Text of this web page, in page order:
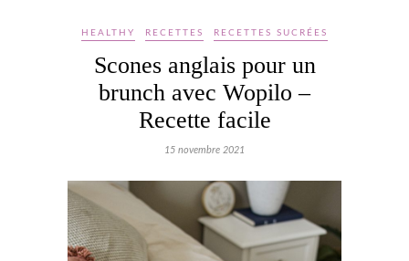
HEALTHY RECETTES RECETTES SUCRÉES
Scones anglais pour un
brunch avec Wopilo –
Recette facile
15 novembre 2021